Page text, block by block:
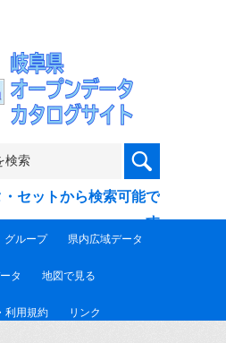
セットから検索可能で
す
グループ 県内広域データ
タ 地図で見る
利用規約 リンク